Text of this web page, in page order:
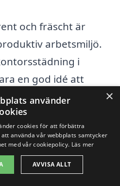
och fräscht är
arbetsmiljö.
i
en god idé att
i angränsande
dig möjlighet att
priser, vilket ofta
avtal.
×
använder
cookies för att förbättra
använda vår webbplats samtycker
med vår cookiepolicy. Läs mer
AVVISA ALLT